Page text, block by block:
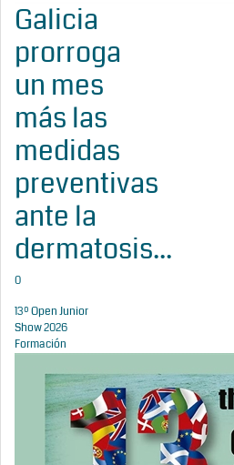
Galicia
prorroga
un mes
más las
medidas
preventivas
ante la
dermatosis...
0
13º Open Junior
Show 2026
Formación